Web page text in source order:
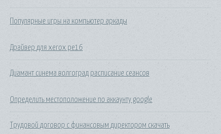
Популярные игры на компьютер аркады
Драйвер для xerox pe16
Диамант синема волгоград расписание сеансов
Определить местоположение по аккаунту google
Трудовой договор с финансовым директором скачать